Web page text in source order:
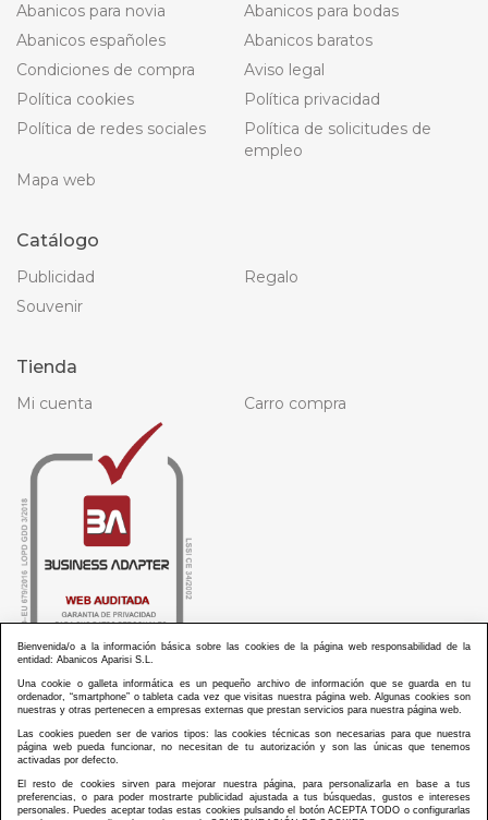
Abanicos para novia
Abanicos para bodas
Abanicos españoles
Abanicos baratos
Condiciones de compra
Aviso legal
Política cookies
Política privacidad
Política de redes sociales
Política de solicitudes de
empleo
Mapa web
Catálogo
Publicidad
Regalo
Souvenir
Tienda
Mi cuenta Carro compra
ABANICOS APARISI S.L. ha recibido por parte de La Generalitat Valenciana, la cantidad de
100.000 € en apoyo al proyecto HISOLV/2021/3933/46 del PLAN EMPRESARIAL “PLAN RESISITIR
ABANICOS APARISI S.L. ha recibido por parte de La Generalitat Valenciana, la cantidad de 7.000
€ en apoyo al proyecto CMARTE/2021/265/46 del PLAN AYUDAS DIRECTAS ARTESANIA “CMARTE”.
Bienvenida/o a la información básica sobre las cookies de la página web responsabilidad de la
entidad: Abanicos Aparisi S.L.
Una cookie o galleta informática es un pequeño archivo de información que se guarda en tu
ordenador, “smartphone” o tableta cada vez que visitas nuestra página web. Algunas cookies son
nuestras y otras pertenecen a empresas externas que prestan servicios para nuestra página web.
Las cookies pueden ser de varios tipos: las cookies técnicas son necesarias para que nuestra
página web pueda funcionar, no necesitan de tu autorización y son las únicas que tenemos
activadas por defecto.
El resto de cookies sirven para mejorar nuestra página, para personalizarla en base a tus
preferencias, o para poder mostrarte publicidad ajustada a tus búsquedas, gustos e intereses
personales. Puedes aceptar todas estas cookies pulsando el botón ACEPTA TODO o configurarlas